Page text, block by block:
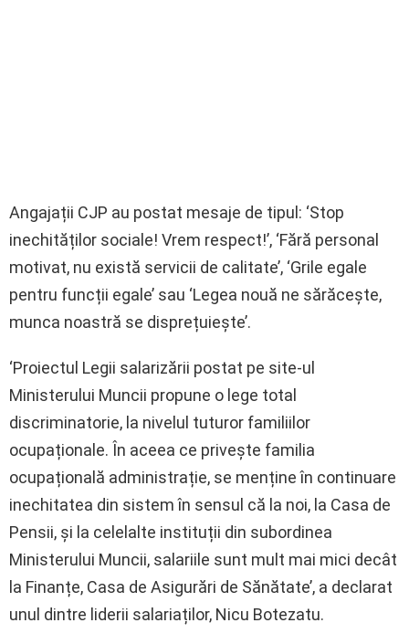
Angajații CJP au postat mesaje de tipul: ‘Stop
inechităților sociale! Vrem respect!’, ‘Fără personal
motivat, nu există servicii de calitate’, ‘Grile egale
pentru funcții egale’ sau ‘Legea nouă ne sărăcește,
munca noastră se disprețuiește’.
‘Proiectul Legii salarizării postat pe site-ul
Ministerului Muncii propune o lege total
discriminatorie, la nivelul tuturor familiilor
ocupaționale. În aceea ce privește familia
ocupațională administrație, se menține în continuare
inechitatea din sistem în sensul că la noi, la Casa de
Pensii, și la celelalte instituții din subordinea
Ministerului Muncii, salariile sunt mult mai mici decât
la Finanțe, Casa de Asigurări de Sănătate’, a declarat
unul dintre liderii salariaților, Nicu Botezatu.